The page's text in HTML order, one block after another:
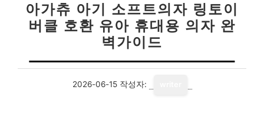
아가츄 아기 소프트의자 링토이
버클 호환 유아 휴대용 의자 완
벽가이드
2026-06-15 작성자: